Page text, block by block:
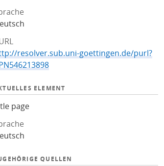
resolver.sub.uni-goettingen.de/purl?
ELEMENT
page
QUELLEN